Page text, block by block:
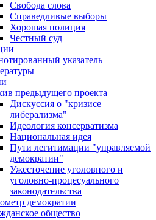
Свобода слова
Справедливые выборы
Хорошая полиция
Честный суд
указатель
предыдущего проекта
Дискуссия о "кризисе
либерализма"
Идеология консерватизма
Национальная идея
Пути легитимации "управляемой
демократии"
Ужесточение уголовного и
уголовно-процесуального
законодательства
демократии
общество